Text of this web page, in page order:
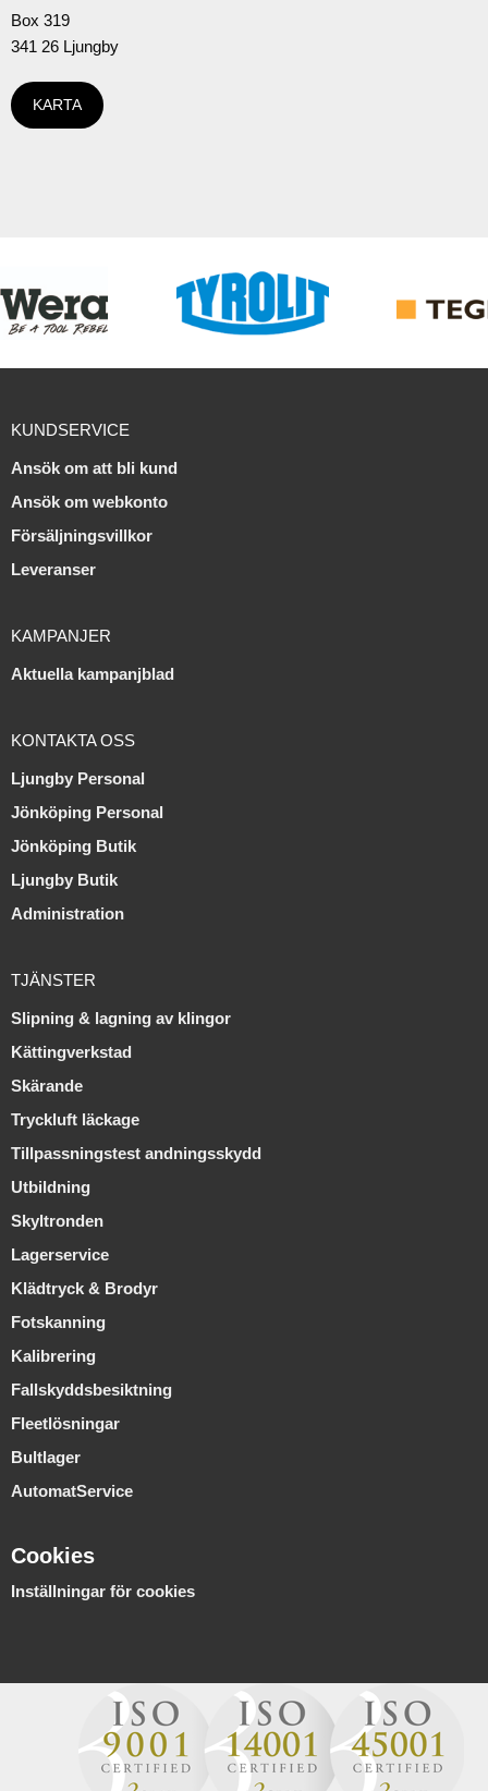
Box 319
341 26 Ljungby
KARTA
KUNDSERVICE
Ansök om att bli kund
Ansök om webkonto
Försäljningsvillkor
Leveranser
KAMPANJER
Aktuella kampanjblad
KONTAKTA OSS
Ljungby Personal
Jönköping Personal
Jönköping Butik
Ljungby Butik
Administration
TJÄNSTER
Slipning & lagning av klingor
Kättingverkstad
Skärande
Tryckluft läckage
Tillpassningstest andningsskydd
Utbildning
Skyltronden
Lagerservice
Klädtryck & Brodyr
Fotskanning
Kalibrering
Fallskyddsbesiktning
Fleetlösningar
Bultlager
AutomatService
Cookies
Inställningar för cookies